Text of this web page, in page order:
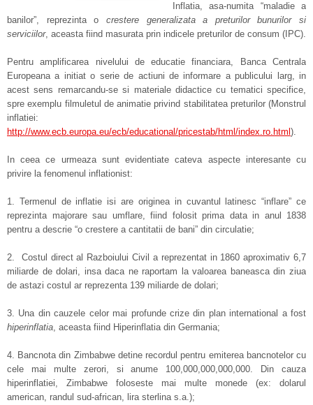
Inflatia, asa-numita “maladie a
banilor”, reprezinta o crestere generalizata a preturilor bunurilor si
serviciilor, aceasta fiind masurata prin indicele preturilor de consum (IPC).
Pentru amplificarea nivelului de educatie financiara, Banca Centrala
Europeana a initiat o serie de actiuni de informare a publicului larg, in
acest sens remarcandu-se si materiale didactice cu tematici specifice,
spre exemplu filmuletul de animatie privind stabilitatea preturilor (Monstrul
inflatiei:
http://www.ecb.europa.eu/ecb/educational/pricestab/html/index.ro.html ).
In ceea ce urmeaza sunt evidentiate cateva aspecte interesante cu
privire la fenomenul inflationist:
1. Termenul de inflatie isi are originea in cuvantul latinesc “inflare” ce
reprezinta majorare sau umflare, fiind folosit prima data in anul 1838
pentru a descrie “o crestere a cantitatii de bani” din circulatie;
2. Costul direct al Razboiului Civil a reprezentat in 1860 aproximativ 6,7
miliarde de dolari, insa daca ne raportam la valoarea baneasca din ziua
de astazi costul ar reprezenta 139 miliarde de dolari;
3. Una din cauzele celor mai profunde crize din plan international a fost
hiperinflatia, aceasta fiind Hiperinflatia din Germania;
4. Bancnota din Zimbabwe detine recordul pentru emiterea bancnotelor cu
cele mai multe zerori, si anume 100,000,000,000,000. Din cauza
hiperinflatiei, Zimbabwe foloseste mai multe monede (ex: dolarul
american, randul sud-african, lira sterlina s.a.);